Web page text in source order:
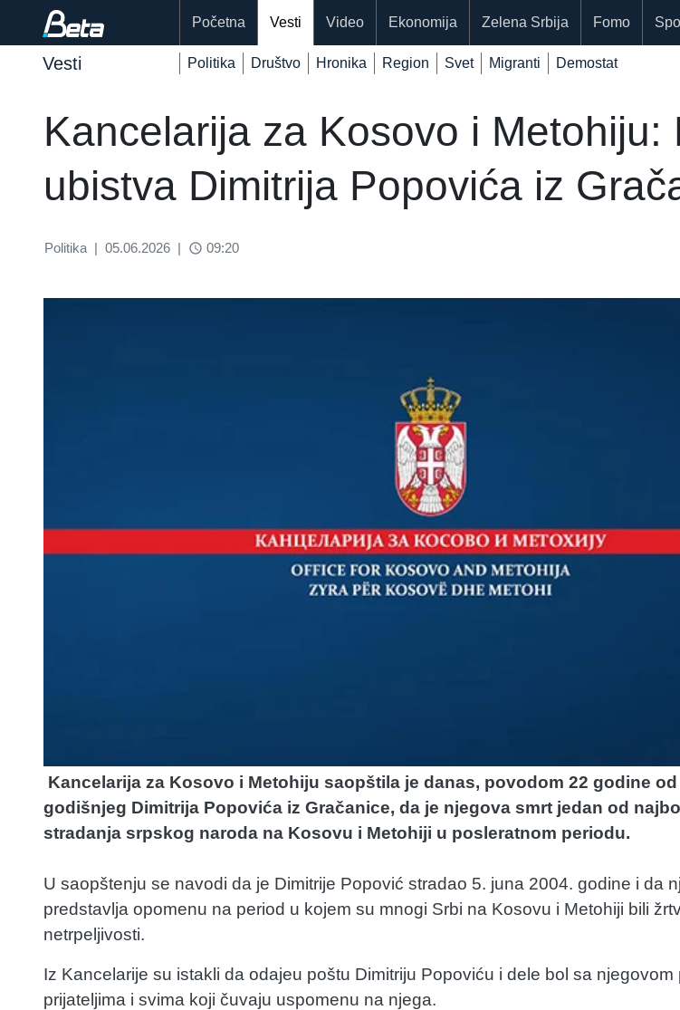
Početna Vesti Video Ekonomija Zelena Srbija Fomo
Vesti Politika Društvo Hronika Region Svet Migranti Demostat
Kancelarija za Kosovo i
ubistva Dimitrija Popovića iz
Politika | 05.06.2026 | access_time 09:20
Kancelarija za Kosovo i Metohiju saopštila je danas, povodom 22 godine
godišnjeg Dimitrija Popovića iz Gračanice, da je njegova smrt jedan od
stradanja srpskog naroda na Kosovu i Metohiji u posleratnom periodu.
U saopštenju se navodi da je Dimitrije Popović stradao 5. juna 2004. godine i da
predstavlja opomenu na period u kojem su mnogi Srbi na Kosovu i Metohiji bili
netrpeljivosti.
Iz Kancelarije su istakli da odajeu poštu Dimitriju Popoviću i dele bol sa njegovom
prijateljima i svima koji čuvaju uspomenu na njega.